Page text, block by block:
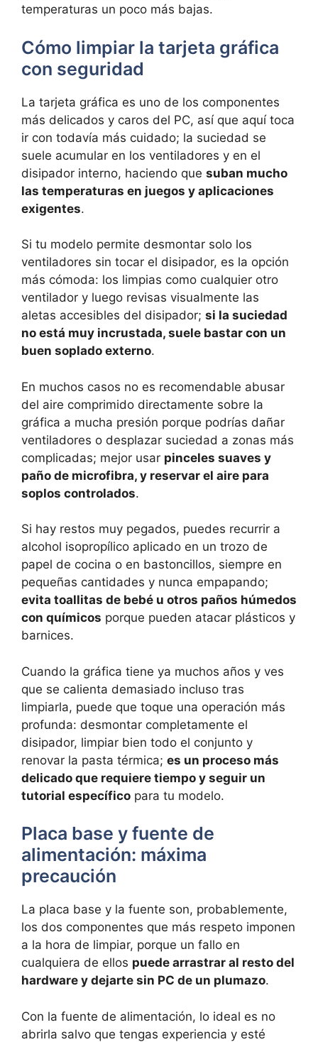
temperaturas un poco más bajas.
Cómo limpiar la tarjeta gráfica
con seguridad
La tarjeta gráfica es uno de los componentes
más delicados y caros del PC, así que aquí toca
ir con todavía más cuidado; la suciedad se
suele acumular en los ventiladores y en el
disipador interno, haciendo que suban mucho
las temperaturas en juegos y aplicaciones
exigentes.
Si tu modelo permite desmontar solo los
ventiladores sin tocar el disipador, es la opción
más cómoda: los limpias como cualquier otro
ventilador y luego revisas visualmente las
aletas accesibles del disipador; si la suciedad
no está muy incrustada, suele bastar con un
buen soplado externo.
En muchos casos no es recomendable abusar
del aire comprimido directamente sobre la
gráfica a mucha presión porque podrías dañar
ventiladores o desplazar suciedad a zonas más
complicadas; mejor usar pinceles suaves y
paño de microfibra, y reservar el aire para
soplos controlados.
Si hay restos muy pegados, puedes recurrir a
alcohol isopropílico aplicado en un trozo de
papel de cocina o en bastoncillos, siempre en
pequeñas cantidades y nunca empapando;
evita toallitas de bebé u otros paños húmedos
con químicos porque pueden atacar plásticos y
barnices.
Cuando la gráfica tiene ya muchos años y ves
que se calienta demasiado incluso tras
limpiarla, puede que toque una operación más
profunda: desmontar completamente el
disipador, limpiar bien todo el conjunto y
renovar la pasta térmica; es un proceso más
delicado que requiere tiempo y seguir un
tutorial específico para tu modelo.
Placa base y fuente de
alimentación: máxima
precaución
La placa base y la fuente son, probablemente,
los dos componentes que más respeto imponen
a la hora de limpiar, porque un fallo en
cualquiera de ellos puede arrastrar al resto del
hardware y dejarte sin PC de un plumazo.
Con la fuente de alimentación, lo ideal es no
abrirla salvo que tengas experiencia y esté